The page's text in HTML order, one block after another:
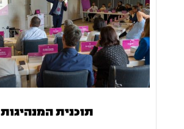
תוכנית המנהיגות